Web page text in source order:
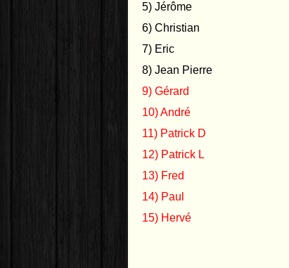
5) Jérôme
6) Christian
7) Eric
8) Jean Pierre
9) Gérard
10) André
11) Patrick D
12) Patrick L
13) Fred
14) Paul
15) Hervé